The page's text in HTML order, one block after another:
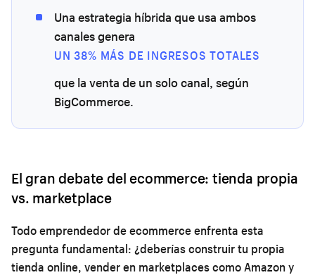
Una estrategia híbrida que usa ambos
canales genera
UN 38% MÁS DE INGRESOS TOTALES
que la venta de un solo canal, según
BigCommerce.
El gran debate del ecommerce: tienda propia
vs. marketplace
Todo emprendedor de ecommerce enfrenta esta
pregunta fundamental: ¿deberías construir tu propia
tienda online, vender en marketplaces como Amazon y